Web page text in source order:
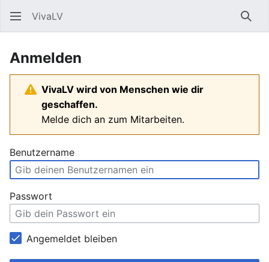
VivaLV
Anmelden
VivaLV wird von Menschen wie dir
geschaffen.
Melde dich an zum Mitarbeiten.
Benutzername
Passwort
Angemeldet bleiben